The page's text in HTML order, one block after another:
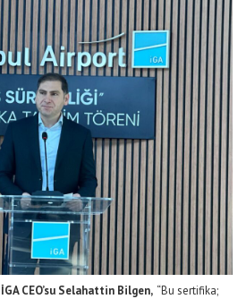
İGA CEO’su Selahattin Bilgen, “Bu sertifika;